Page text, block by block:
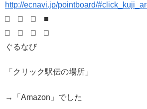
http://ecnavi.jp/pointboard/
□ □ □ ■
□ □ □ □
ぐるなび
「クリック駅伝の場所」
→「Amazon」でした